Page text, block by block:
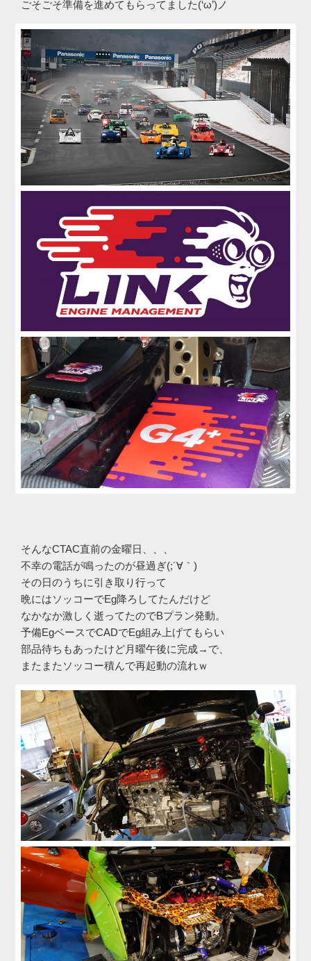
ごそごそ準備を進めてもらってました(‘ω’)ノ
そんなCTAC直前の金曜日、、、
不幸の電話が鳴ったのが昼過ぎ(;´∀｀)
その日のうちに引き取り行って
晩にはソッコーでEg降ろしてたんだけど
なかなか激しく逝ってたのでBプラン発動。
予備EgベースでCADでEg組み上げてもらい
部品待ちもあったけど月曜午後に完成→で、
またまたソッコー積んで再起動の流れｗ